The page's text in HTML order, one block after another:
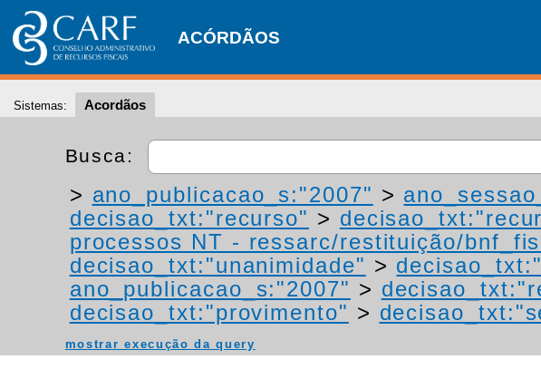
ACÓRDÃOS
Sistemas: Acordãos
Busca:
> ano_publicacao_s:"2007" >
decisao_txt:"recurso" >
processos NT - ressarc/restituição/
decisao_txt:"unanimidade" >
ano_publicacao_s:"2007" >
decisao_txt:"provimento" >
mostrar execução da query